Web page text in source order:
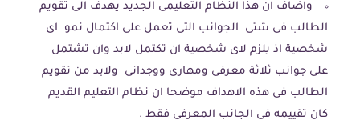
واضاف ان هذا النظام التعليمى الجديد يهدف الى تقويم
الطالب فى شتى الجوانب التى تعمل على اكتمال نمو اى
شخصية اذ يلزم لاى شخصية ان تكتمل لابد وان تشتمل
على جوانب ثلاثة معرفى ومهارى ووجدانى ولابد من تقويم
الطالب فى هذه الاهداف موضحا ان نظام التعليم القديم
كان تقييمه فى الجانب المعرفى فقط .